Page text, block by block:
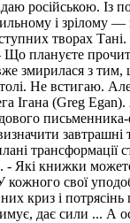
російською. Із
і зрілому —
творах
плануєте
змирилася з тим,
Не встигаю.
Ігана (Greg Egan).
завтрашні
трансформації
- Які книжки
свої
криз і
дає сили ... А